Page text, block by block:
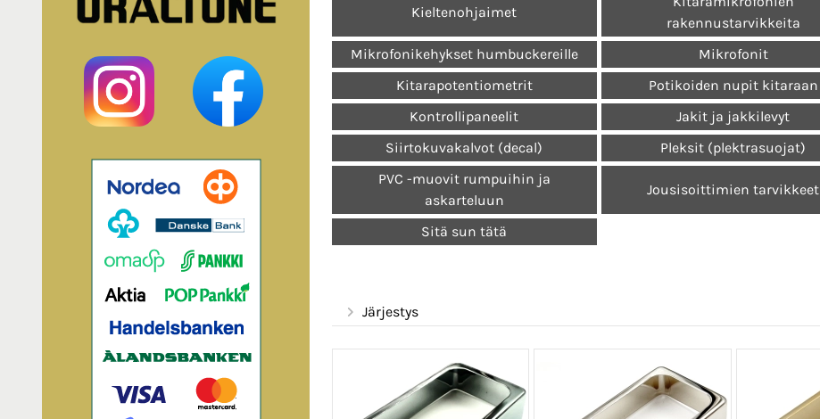
Kieltenohjaimet
rakennustarvikkeita
Mikrofonikehykset humbuckereille Mikrofonit
Kitarapotentiometrit
Potikoiden nupit kitaraan
Kontrollipaneelit
Jakit ja jakkilevyt
Siirtokuvakalvot (decal)
Pleksit (plektrasuojat)
PVC -muovit rumpuihin ja
askarteluun
Jousisoittimien tarvikkeet
Sitä sun tätä
Järjestys